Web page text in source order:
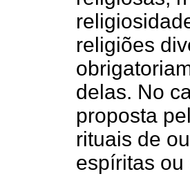
religiões
delas. No
proposta
rituais de
espíritas